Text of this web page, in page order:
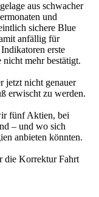
aus schwacher
und
sichere Blue
anfällig für
erste
mehr bestätigt.
jetzt nicht genauer
erwischt zu werden.
fünf Aktien, bei
– und wo sich
anbieten könnten.
die Korrektur Fahrt